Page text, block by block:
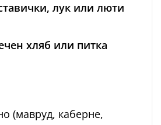
лук или люти
хляб или питка
(мавруд, каберне,